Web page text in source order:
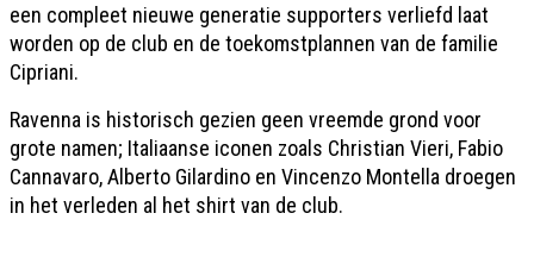
een compleet nieuwe generatie supporters verliefd laat
worden op de club en de toekomstplannen van de familie
Cipriani.
Ravenna is historisch gezien geen vreemde grond voor
grote namen; Italiaanse iconen zoals Christian Vieri, Fabio
Cannavaro, Alberto Gilardino en Vincenzo Montella droegen
in het verleden al het shirt van de club.